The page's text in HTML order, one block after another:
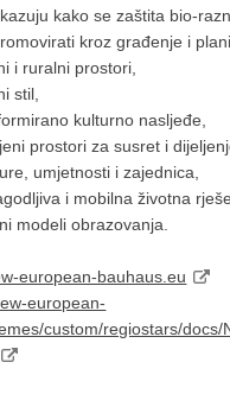
kako se zaštita bio-
kroz građenje i
i ruralni prostori,
stil,
kulturno nasljeđe,
prostori za susret i
umjetnosti i zajednica,
i mobilna životna
modeli obrazovanja.
european-bauhaus.eu
european-
custom/regiostars/docs/